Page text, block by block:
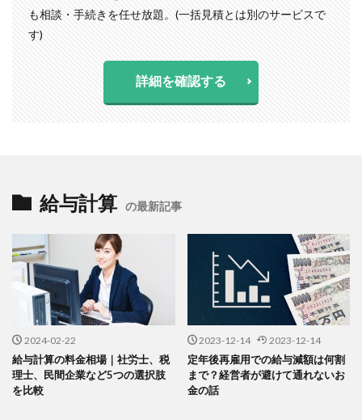
も相談・手続きを任せ放題。(一括見積とは別のサービスで
す)
詳細を確認する
給与計算 の最新記事
2024-02-22
給与計算の料金相場｜社労士、税
理士、民間企業など5つの選択肢
を比較
2023-12-14 2023-12-14
定年後再雇用での給与減額は何割
まで？経営者が避けて通れないお
金の話